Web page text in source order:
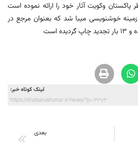
وکویت آثار خود را ارائه نموده است
خوشنویسی میبا شد که بعنوان مرجع در
است
لینک کوتاه خبر:
https://khabarvahonar.ir/news/?p=14273
بعدی